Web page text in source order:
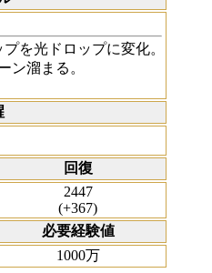
を光ドロップに変化。
ン溜まる。
回復
2447
(+367)
必要経験値
1000万